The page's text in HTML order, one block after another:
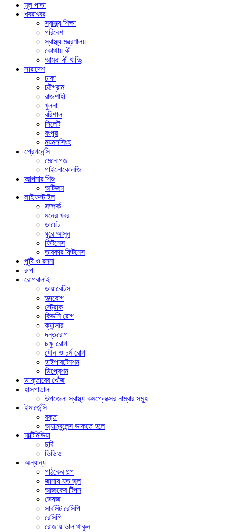
মূল পাতা
খবরাখবর
স্বাস্থ্য শিক্ষা
পরিবেশ
স্বাস্থ্য মন্ত্রণালয়
কোথায় কী
আমরা কী খাচ্ছি
সারাদেশ
ঢাকা
চট্টগ্রাম
রাজশাহী
খুলনা
বরিশাল
সিলেট
রংপুর
ময়মনসিংহ
প্রেগনেন্সি
মেনোপজ
গাইনোকোলজি
আপনার শিশু
অটিজম
লাইফস্টাইল
সম্পর্ক
মনের খবর
ডায়েট
ঘুরে আসুন
ফিটনেস
তারকার ফিটনেস
পুষ্টি ও রসনা
রূপ
রোগবালাই
ডায়াবেটিস
হৃদরোগ
স্ট্রোক
কিডনি রোগ
ক্যান্সার
দন্তরোগ
চক্ষু রোগ
যৌন ও চর্ম রোগ
হাইপারটেনশন
ডিপ্রেশন
ডাক্তারের খোঁজ
হাসপাতাল
উপজেলা স্বাস্থ্য কমপ্লেক্সের নাম্বার সমূহ
ইমার্জেন্সি
রক্ত
অ্যাম্বুলেন্স ডাকতে হলে
মাল্টিমিডিয়া
ছবি
ভিডিও
অন্যান্য
পাঠকের গল্প
জানায় যত ভুল
আজকের টিপস
ভেষজ
সাবমিট রেসিপি
রেসিপি
রোজায় ভাল থাকুন